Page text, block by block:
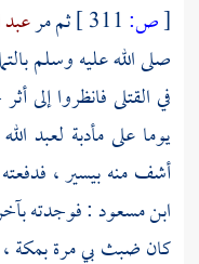
[ص: ثم مر
صلى الله عليه وسلم
في القتلى فانظروا إلى
يوما على مأدبة لعبد
أشف منه بيسير ،
ابن مسعود: فوجدته
كان ضبث بي مرةبمكة ،